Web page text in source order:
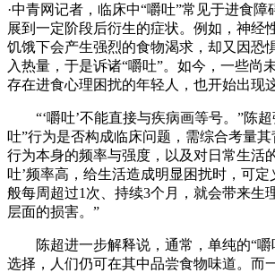
·中青网记者，临床中“嚼吐”常见于进食
展到一定阶段后衍生的症状。例如，神经
饥饿下会产生强烈的食物渴求，却又因恐
入热量，于是诉诸“嚼吐”。如今，一些尚
存在进食心理困扰的年轻人，也开始出现
“‘嚼吐’不能直接与疾病画等号。”陈超
吐”行为是否构成临床问题，需综合考量其
行为本身的频率与强度，以及对日常生活
吐’频率高，给生活造成明显困扰时，可
般每周超过1次、持续3个月，就会带来生
层面的损害。”
陈超进一步解释说，通常，单纯的“嚼
选择，人们仍可在其中品尝食物味道。而